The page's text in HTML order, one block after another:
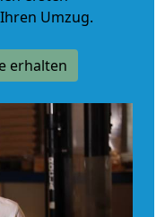
Umzug.
erhalten